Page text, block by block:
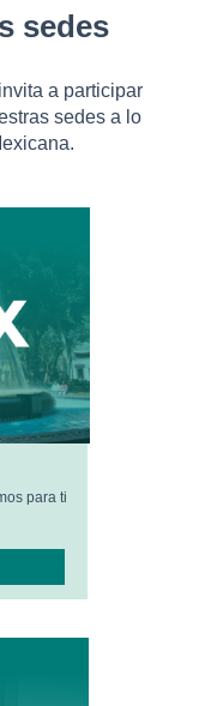
sedes
a participar
sedes a lo
para ti